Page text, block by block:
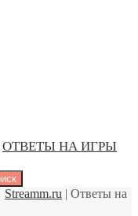
ОТВЕТЫ НА ИГРЫ
Streamm.ru | Ответы на